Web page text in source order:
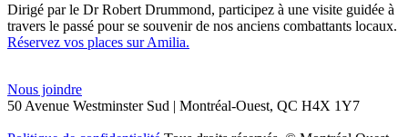
Dirigé par le Dr Robert Drummond, participez à une visite guidée à
travers le passé pour se souvenir de nos anciens combattants locaux.
Réservez vos places sur Amilia.
Nous joindre
50 Avenue Westminster Sud | Montréal-Ouest, QC H4X 1Y7